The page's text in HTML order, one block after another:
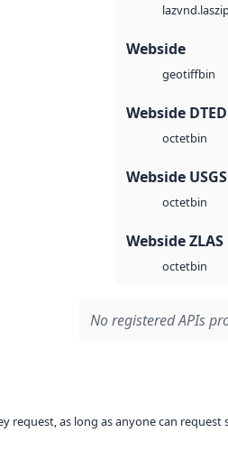
laz
Webside
geotiffbin
Webside DTED
octetbin
Webside
octetbin
Webside ZLAS
octetbin
No registered APIs
request, as long as anyone can